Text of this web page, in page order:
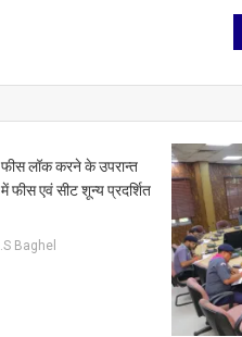
फीस लॉक करने के उपरान्त
फीस एवं सीट शून्य प्रदर्शित
Baghel